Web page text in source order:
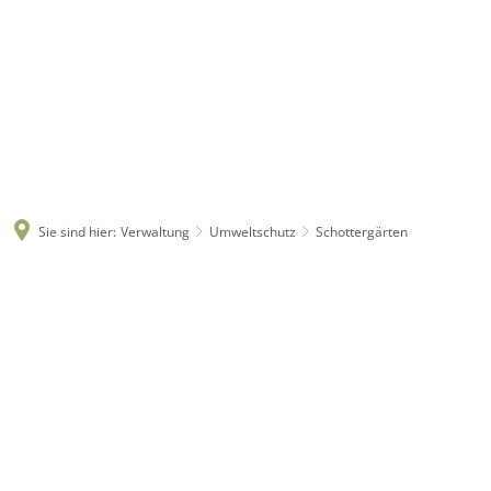
Sie sind hier: Verwaltung Umweltschutz Schottergärten